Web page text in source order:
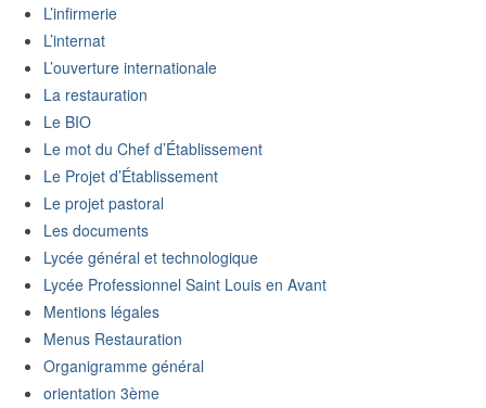
L’infirmerie
L’internat
L’ouverture internationale
La restauration
Le BIO
Le mot du Chef d’Établissement
Le Projet d’Établissement
Le projet pastoral
Les documents
Lycée général et technologique
Lycée Professionnel Saint Louis en Avant
Mentions légales
Menus Restauration
Organigramme général
orientation 3ème